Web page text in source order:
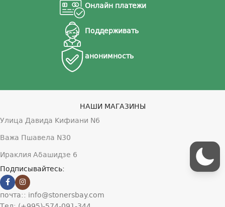
Онлайн платежи
Поддерживать
анонимность
НАШИ МАГАЗИНЫ
Улица Давида Кифиани N6
Важа Пшавела N30
Ираклия Абашидзе 6
Подписывайтесь:
почта:: info@stonersbay.com